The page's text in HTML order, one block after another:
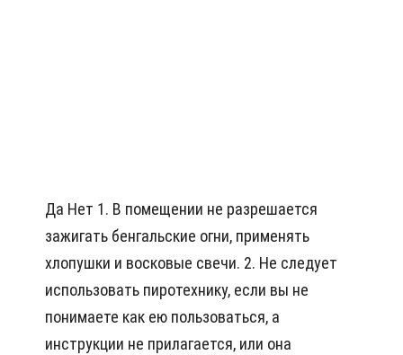
Да Нет 1. В помещении не разрешается
зажигать бенгальские огни, применять
хлопушки и восковые свечи. 2. Не следует
использовать пиротехнику, если вы не
понимаете как ею пользоваться, а
инструкции не прилагается, или она